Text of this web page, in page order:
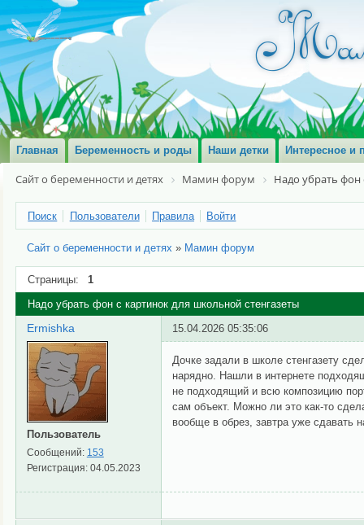
Главная Беременность и роды Наши детки Интересное и
Сайт о беременности и детях Мамин форум Надо убрать фон
Поиск Пользователи Правила Войти
Сайт о беременности и детях » Мамин форум
Страницы: 1
Надо убрать фон с картинок для школьной стенгазеты
Ermishka
Пользователь
Сообщений: 153
Регистрация: 04.05.2023
15.04.2026 05:35:06
Дочке задали в школе стенгазету
нарядно. Нашли в интернете
не подходящий и всю композицию
сам объект. Можно ли это как-то
вообще в обрез, завтра уже сдавать